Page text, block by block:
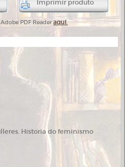
Imprimir produto
PDF Readeraquí.
Historia do feminismo